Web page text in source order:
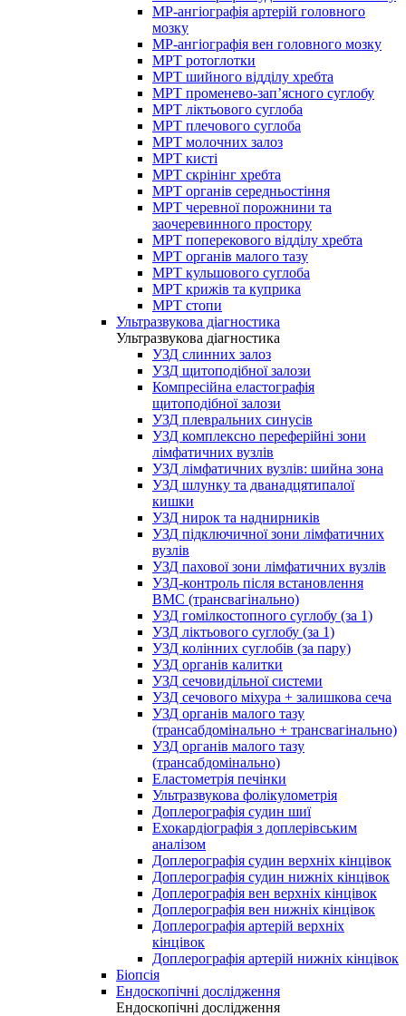
МР-ангіографія артерій головного
мозку
МР-ангіографія вен головного мозку
МРТ ротоглотки
МРТ шийного відділу хребта
МРТ променево-зап’ясного суглобу
МРТ ліктьового суглоба
МРТ плечового суглоба
МРТ молочних залоз
МРТ кисті
МРТ скрінінг хребта
МРТ органів середньостіння
МРТ черевної порожнини та
заочеревинного простору
МРТ поперекового відділу хребта
МРТ органів малого тазу
МРТ кульшового суглоба
МРТ крижів та куприка
МРТ стопи
Ультразвукова діагностика
Ультразвукова діагностика
УЗД слинних залоз
УЗД щитоподібної залози
Компресійна еластографія
щитоподібної залози
УЗД плевральних синусів
УЗД комплексно переферійні зони
лімфатичних вузлів
УЗД лімфатичних вузлів: шийна зона
УЗД шлунку та дванадцятипалої
кишки
УЗД нирок та наднирників
УЗД підключичної зони лімфатичних
вузлів
УЗД пахової зони лімфатичних вузлів
УЗД-контроль після встановлення
ВМС (трансвагінально)
УЗД гомілкостопного суглобу (за 1)
УЗД ліктьового суглобу (за 1)
УЗД колінних суглобів (за пару)
УЗД органів калитки
УЗД сечовидільної системи
УЗД сечового міхура + залишкова сеча
УЗД органів малого тазу
(трансабдомінально + трансвагінально)
УЗД органів малого тазу
(трансабдомінально)
Еластометрія печінки
Ультразвукова фолікулометрія
Доплерографія судин шиї
Ехокардіографія з доплерівським
аналізом
Доплерографія судин верхніх кінцівок
Доплерографія судин нижніх кінцівок
Доплерографія вен верхніх кінцівок
Доплерографія вен нижніх кінцівок
Доплерографія артерій верхніх
кінцівок
Доплерографія артерій нижніх кінцівок
Біопсія
Ендоскопічні дослідження
Ендоскопічні дослідження